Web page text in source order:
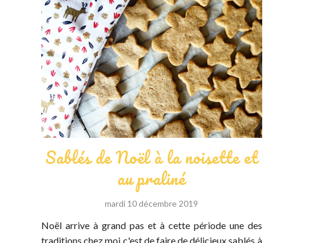
Sablés de Noël à la noisette et
au praliné
mardi 10 décembre 2019
Noël arrive à grand pas et à cette période une des
traditions chez moi c'est de faire de délicieux sablés à